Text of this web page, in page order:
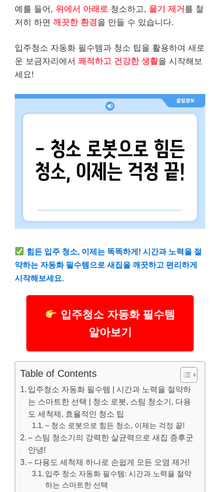
예를 들어, 위에서 아래로 청소하고, 물기 제거 를 철
저히 하면 깨끗한 환경을 만들 수 있습니다.
입주청소 자동화 필수템과 청소 팁을 활용하여 새로
운 보금자리에서 쾌적하고 건강한 생활을 시작해보
세요!
힘든 입주 청소, 이제는 똑똑하게! 시간과 노력을 절
약하는 자동화 필수템으로 새집을 깨끗하고 편리하게
시작해보세요.
입주청소 자동화 필수템
알아보기
Table of Contents
입주청소 자동화 필수템 | 시간과 노력을 절약하
는 스마트한 선택 | 청소 로봇, 스팀 청소기, 다용
도 세척제, 효율적인 청소 팁
– 청소 로봇으로 힘든 청소, 이제는 걱정 끝!
– 스팀 청소기의 강력한 살균력으로 새집 증후군
안녕!
– 다용도 세척제 하나로 손쉽게 모든 오염 제거!
입주 청소 자동화 필수템: 시간과 노력을 절약
하는 스마트한 선택